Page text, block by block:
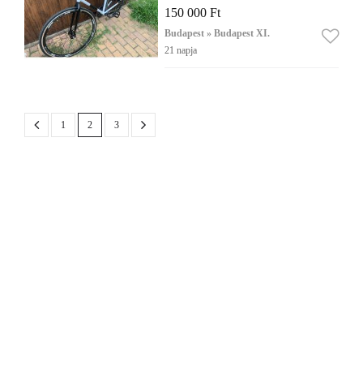
150 000 Ft
Budapest » Budapest XI.
21 napja
1 2 3